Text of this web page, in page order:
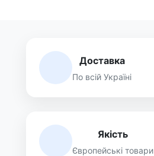
Доставка
По всій Україні
Якість
Європейські товари